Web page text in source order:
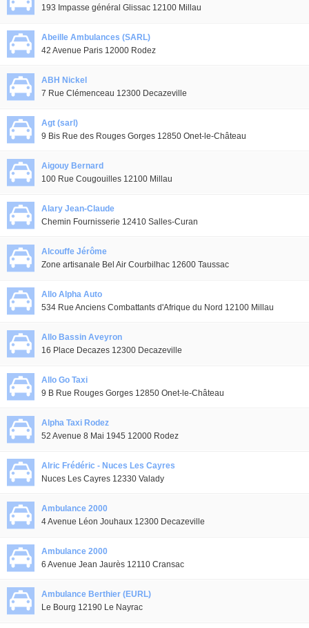
193 Impasse général Glissac 12100 Millau
Abeille Ambulances (SARL)
42 Avenue Paris 12000 Rodez
ABH Nickel
7 Rue Clémenceau 12300 Decazeville
Agt (sarl)
9 Bis Rue des Rouges Gorges 12850 Onet-le-Château
Aigouy Bernard
100 Rue Cougouilles 12100 Millau
Alary Jean-Claude
Chemin Fournisserie 12410 Salles-Curan
Alcouffe Jérôme
Zone artisanale Bel Air Courbilhac 12600 Taussac
Allo Alpha Auto
534 Rue Anciens Combattants d'Afrique du Nord 12100 Millau
Allo Bassin Aveyron
16 Place Decazes 12300 Decazeville
Allo Go Taxi
9 B Rue Rouges Gorges 12850 Onet-le-Château
Alpha Taxi Rodez
52 Avenue 8 Mai 1945 12000 Rodez
Alric Frédéric - Nuces Les Cayres
Nuces Les Cayres 12330 Valady
Ambulance 2000
4 Avenue Léon Jouhaux 12300 Decazeville
Ambulance 2000
6 Avenue Jean Jaurès 12110 Cransac
Ambulance Berthier (EURL)
Le Bourg 12190 Le Nayrac